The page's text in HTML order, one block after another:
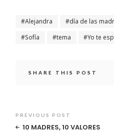
Alejandra día de las
Sofía
tema Yo te
SHARE THIS POST
PREVIOUS POST
10 MADRES, 10 VALORES